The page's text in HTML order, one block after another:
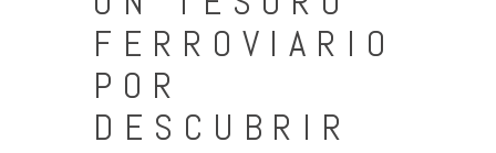
FERROVIARIO
POR
DESCUBRIR